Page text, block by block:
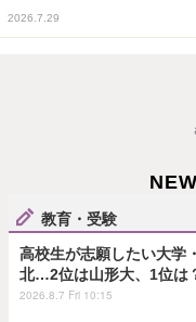
2026.7.29
教育・受験
高校生が志願したい大学
北…2位は山形大、1位は
2026.8.7 Fri 10:15